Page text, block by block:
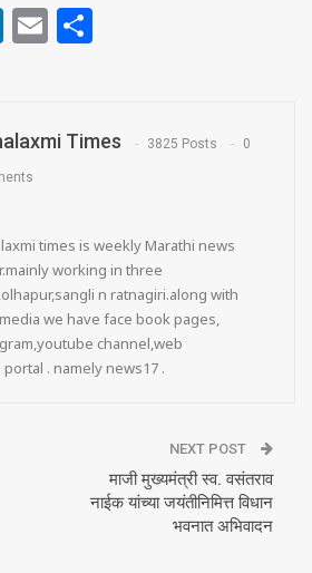
LinkedIn
Email
Times 3825 Posts 0
times is weekly Marathi news
working in three
n ratnagiri.along with
we have face book pages,
channel,web
. namely news17 .
NEXT POST
माजी मुख्यमंत्री स्व. वसंतराव
नाईक यांच्या जयंतीनिमित्त विधान
भवनात अभिवादन